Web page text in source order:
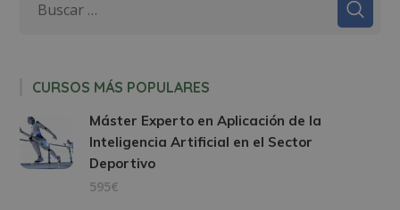
CURSOS MÁS POPULARES
Máster Experto en Aplicación de la
Inteligencia Artificial en el Sector
Deportivo
595€